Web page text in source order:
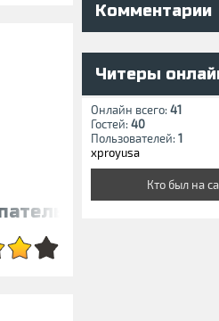
онлайн
Комментарии
Читеры
Онлайн всего: 41
Гостей: 40
Пользователей: 1
xproyusa
Кто был на